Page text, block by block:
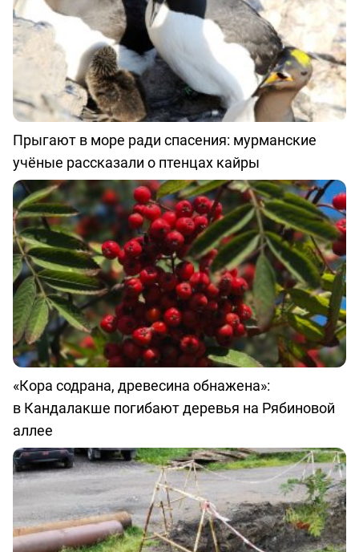
Прыгают в море ради спасения: мурманские
учёные рассказали о птенцах кайры
«Кора содрана, древесина обнажена»:
в Кандалакше погибают деревья на Рябиновой
аллее